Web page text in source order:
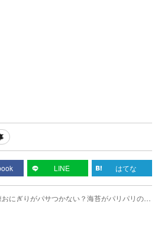
LINE はてな
にぎりがパサつかない？海苔がパリパリのま
農水省が教える裏技がすごい！